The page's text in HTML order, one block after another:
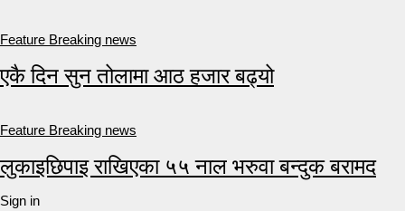
Feature Breaking news
एकै दिन सुन तोलामा आठ हजार बढ्यो
Feature Breaking news
लुकाइछिपाइ राखिएका ५५ नाल भरुवा बन्दुक बरामद
Sign in